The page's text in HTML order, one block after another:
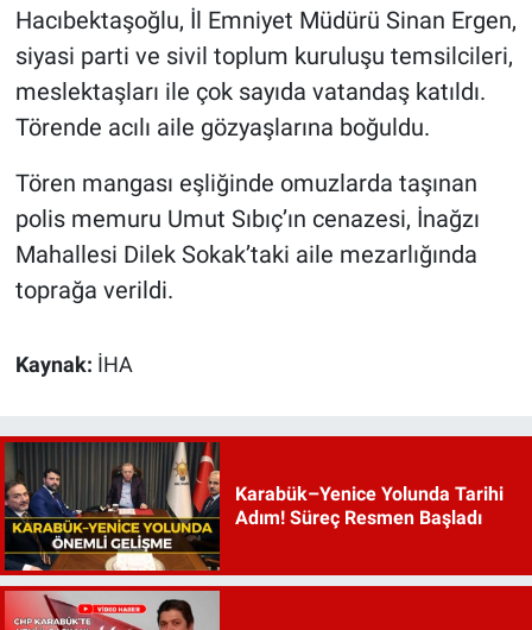
Hacıbektaşoğlu, İl Emniyet Müdürü Sinan Ergen,
siyasi parti ve sivil toplum kuruluşu temsilcileri,
meslektaşları ile çok sayıda vatandaş katıldı.
Törende acılı aile gözyaşlarına boğuldu.
Tören mangası eşliğinde omuzlarda taşınan
polis memuru Umut Sıbıç’ın cenazesi, İnağzı
Mahallesi Dilek Sokak’taki aile mezarlığında
toprağa verildi.
Kaynak: İHA
Karabük–Yenice Yolunda Tarihi
Adım! Süreç Resmen Başladı